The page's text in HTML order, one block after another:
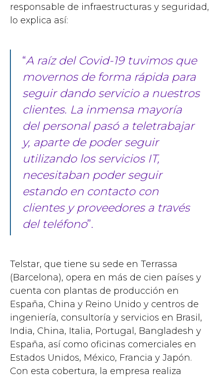
responsable de infraestructuras y seguridad,
lo explica así:
“A raíz del Covid-19 tuvimos que
movernos de forma rápida para
seguir dando servicio a nuestros
clientes. La inmensa mayoría
del personal pasó a teletrabajar
y, aparte de poder seguir
utilizando los servicios IT,
necesitaban poder seguir
estando en contacto con
clientes y proveedores a través
del teléfono”.
Telstar, que tiene su sede en Terrassa
(Barcelona), opera en más de cien países y
cuenta con plantas de producción en
España, China y Reino Unido y centros de
ingeniería, consultoría y servicios en Brasil,
India, China, Italia, Portugal, Bangladesh y
España, así como oficinas comerciales en
Estados Unidos, México, Francia y Japón.
Con esta cobertura, la empresa realiza